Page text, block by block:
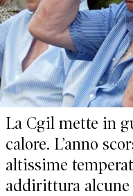
La Cgil mette in
calore. L’anno
altissime
addirittura